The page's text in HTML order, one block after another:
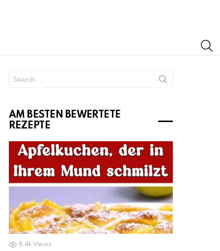
for:
AM BESTEN BEWERTETE
REZEPTE
8.4k Views